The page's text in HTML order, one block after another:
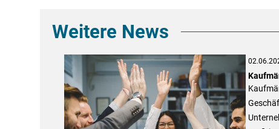
Weitere News